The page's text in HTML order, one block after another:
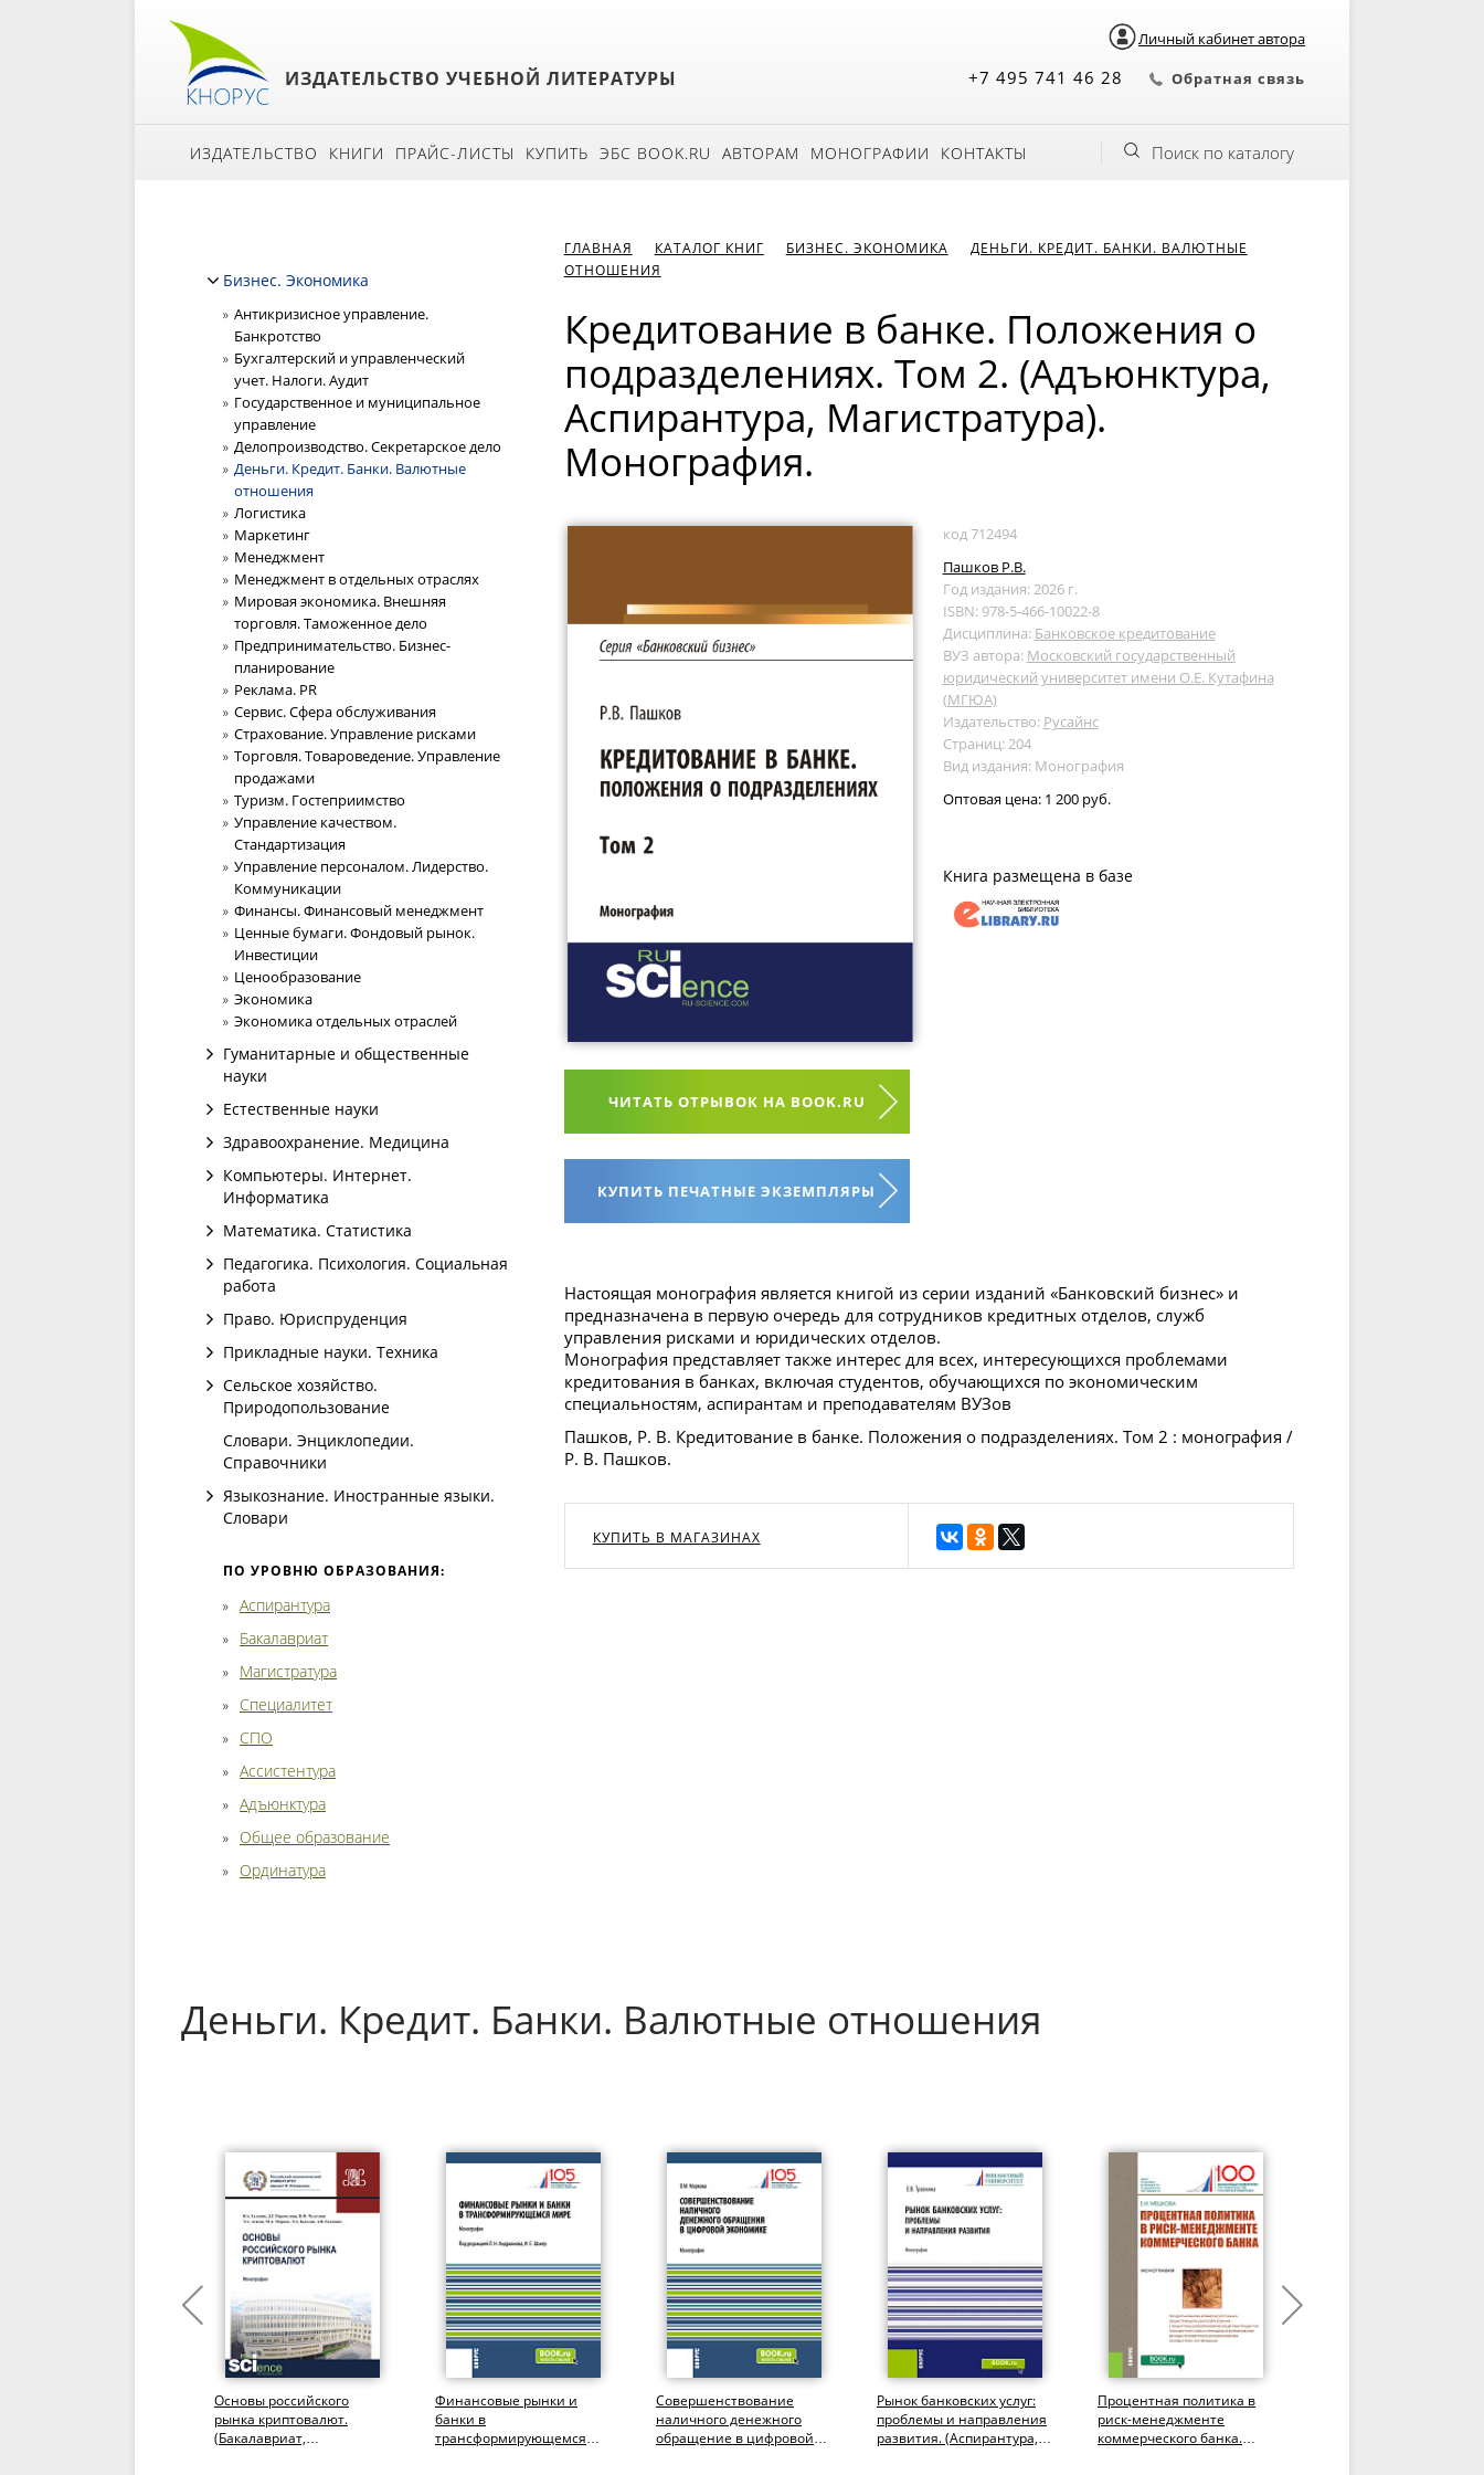
Личный кабинет автора
ИЗДАТЕЛЬСТВО УЧЕБНОЙ ЛИТЕРАТУРЫ +7 495 741 46 28 Обратная связь
ИЗДАТЕЛЬСТВО КНИГИ ПРАЙС-ЛИСТЫ КУПИТЬ ЭБС BOOK.RU АВТОРАМ МОНОГРАФИИ КОНТАКТЫ Поиск по каталогу
Бизнес. Экономика
Антикризисное управление.
Банкротство
Бухгалтерский и управленческий
учет. Налоги. Аудит
Государственное и муниципальное
управление
Делопроизводство. Секретарское дело
Деньги. Кредит. Банки. Валютные
отношения
Логистика
Маркетинг
Менеджмент
Менеджмент в отдельных отраслях
Мировая экономика. Внешняя
торговля. Таможенное дело
Предпринимательство. Бизнес-
планирование
Реклама. PR
Сервис. Сфера обслуживания
Страхование. Управление рисками
Торговля. Товароведение. Управление
продажами
Туризм. Гостеприимство
Управление качеством.
Стандартизация
Управление персоналом. Лидерство.
Коммуникации
Финансы. Финансовый менеджмент
Ценные бумаги. Фондовый рынок.
Инвестиции
Ценообразование
Экономика
Экономика отдельных отраслей
Гуманитарные и общественные
науки
Естественные науки
Здравоохранение. Медицина
Компьютеры. Интернет.
Информатика
Математика. Статистика
Педагогика. Психология. Социальная
работа
Право. Юриспруденция
Прикладные науки. Техника
Сельское хозяйство.
Природопользование
Словари. Энциклопедии.
Справочники
Языкознание. Иностранные языки.
Словари
ПО УРОВНЮ ОБРАЗОВАНИЯ:
Аспирантура
Бакалавриат
Магистратура
Специалитет
СПО
Ассистентура
Адъюнктура
Общее образование
Ординатура
ГЛАВНАЯ КАТАЛОГ КНИГ БИЗНЕС. ЭКОНОМИКА
ДЕНЬГИ. КРЕДИТ. БАНКИ. ВАЛЮТНЫЕ
ОТНОШЕНИЯ
Кредитование в банке. Положения о
подразделениях. Том 2. (Адъюнктура,
Аспирантура, Магистратура).
Монография.
ЧИТАТЬ ОТРЫВОК НА BOOK.RU
КУПИТЬ ПЕЧАТНЫЕ ЭКЗЕМПЛЯРЫ
код 712494
Пашков Р.В.
Год издания: 2026 г.
ISBN: 978-5-466-10022-8
Дисциплина: Банковское кредитование
ВУЗ автора: Московский государственный
юридический университет имени О.Е. Кутафина
(МГЮА)
Издательство: Русайнс
Страниц: 204
Вид издания: Монография
Оптовая цена: 1 200 руб.
Книга размещена в базе
Настоящая монография является книгой из серии изданий «Банковский бизнес» и
предназначена в первую очередь для сотрудников кредитных отделов, служб
управления рисками и юридических отделов.
Монография представляет также интерес для всех, интересующихся проблемами
кредитования в банках, включая студентов, обучающихся по экономическим
специальностям, аспирантам и преподавателям ВУЗов
Пашков, Р. В. Кредитование в банке. Положения о подразделениях. Том 2 : монография /
Р. В. Пашков.
КУПИТЬ В МАГАЗИНАХ
Деньги. Кредит. Банки. Валютные отношения
Основы российского
рынка криптовалют.
(Бакалавриат,
Финансовые рынки и
банки в
трансформирующемся
Совершенствование
наличного денежного
обращение в цифровой
Рынок банковских услуг:
проблемы и направления
развития. (Аспирантура,
Процентная политика в
риск-менеджменте
коммерческого банка.